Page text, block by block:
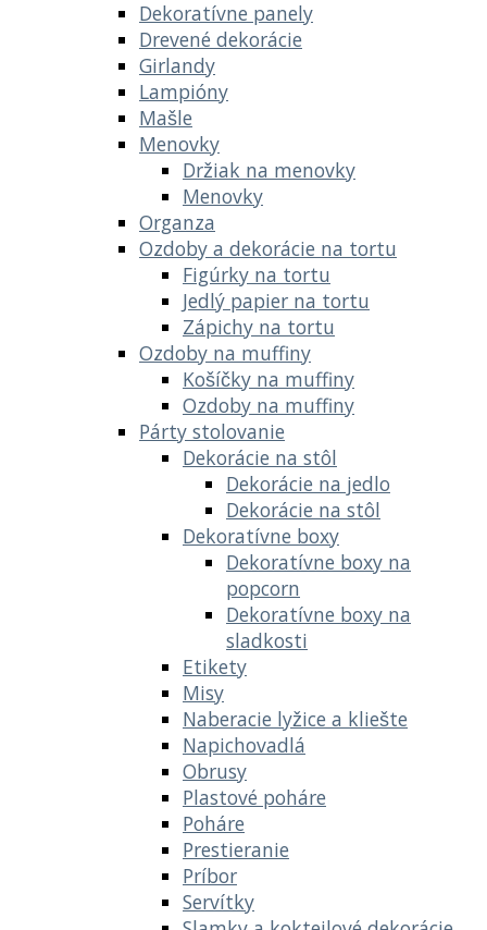
Dekoratívne panely
Drevené dekorácie
Girlandy
Lampióny
Mašle
Menovky
Držiak na menovky
Menovky
Organza
Ozdoby a dekorácie na tortu
Figúrky na tortu
Jedlý papier na tortu
Zápichy na tortu
Ozdoby na muffiny
Košíčky na muffiny
Ozdoby na muffiny
Párty stolovanie
Dekorácie na stôl
Dekorácie na jedlo
Dekorácie na stôl
Dekoratívne boxy
Dekoratívne boxy na
popcorn
Dekoratívne boxy na
sladkosti
Etikety
Misy
Naberacie lyžice a kliešte
Napichovadlá
Obrusy
Plastové poháre
Poháre
Prestieranie
Príbor
Servítky